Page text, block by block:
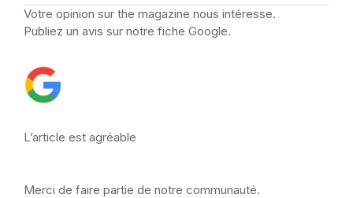
Votre opinion sur the magazine nous intéresse.
Publiez un avis sur notre fiche Google.
L’article est agréable
Merci de faire partie de notre communauté.